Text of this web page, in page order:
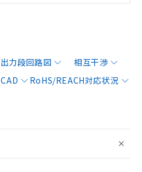
出力段回路図
相互干渉
CAD
RoHS/REACH対応状況